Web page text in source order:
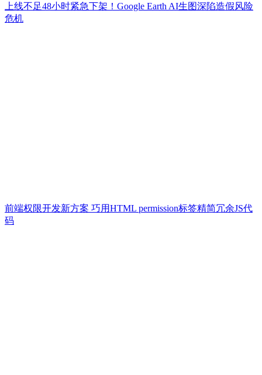
上线不足48小时紧急下架！Google Earth AI生图深陷造假风险
危机
前端权限开发新方案 巧用HTML permission标签精简冗余JS代
码